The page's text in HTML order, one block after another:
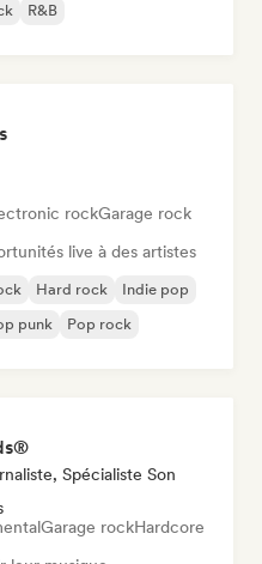
R&B
rockGarage rock
live à des artistes
Hard rock
Indie pop
punk Pop rock
Spécialiste Son
Garage rockHardcore